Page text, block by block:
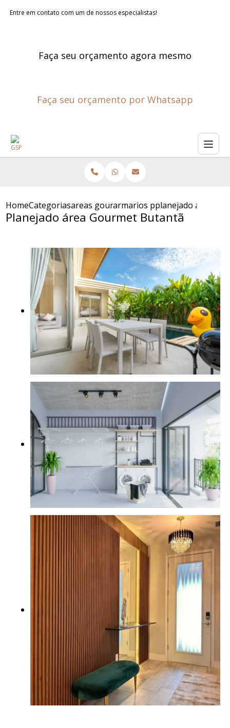
Entre em contato com um de nossos especialistas!
Faça seu orçamento agora mesmo
Faça seu orçamento por Whatsapp
HomeCategoriasareas gourmet planejadas
armarios planejados para
planejado area
Planejado área Gourmet Butantã